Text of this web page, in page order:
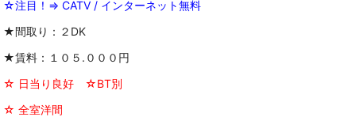
☆注目！⇒ CATV / インターネット無料
★間取り：２DK
★賃料：１０５.０００円
☆ 日当り良好 ☆BT別
☆ 全室洋間